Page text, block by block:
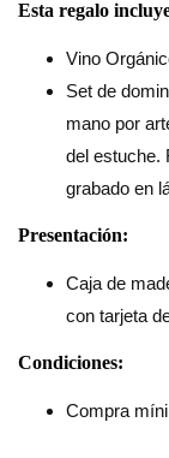
Esta regalo
Vino
Set de
mano por
del estuche.
grabado en
Presentación:
Caja de
con tarjeta
Condiciones:
Compra